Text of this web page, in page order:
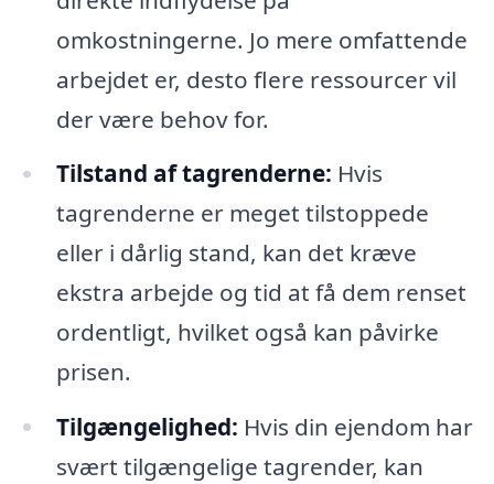
omkostningerne. Jo mere omfattende
arbejdet er, desto flere ressourcer vil
der være behov for.
Tilstand af tagrenderne: Hvis
tagrenderne er meget tilstoppede
eller i dårlig stand, kan det kræve
ekstra arbejde og tid at få dem renset
ordentligt, hvilket også kan påvirke
prisen.
Tilgængelighed: Hvis din ejendom har
svært tilgængelige tagrender, kan